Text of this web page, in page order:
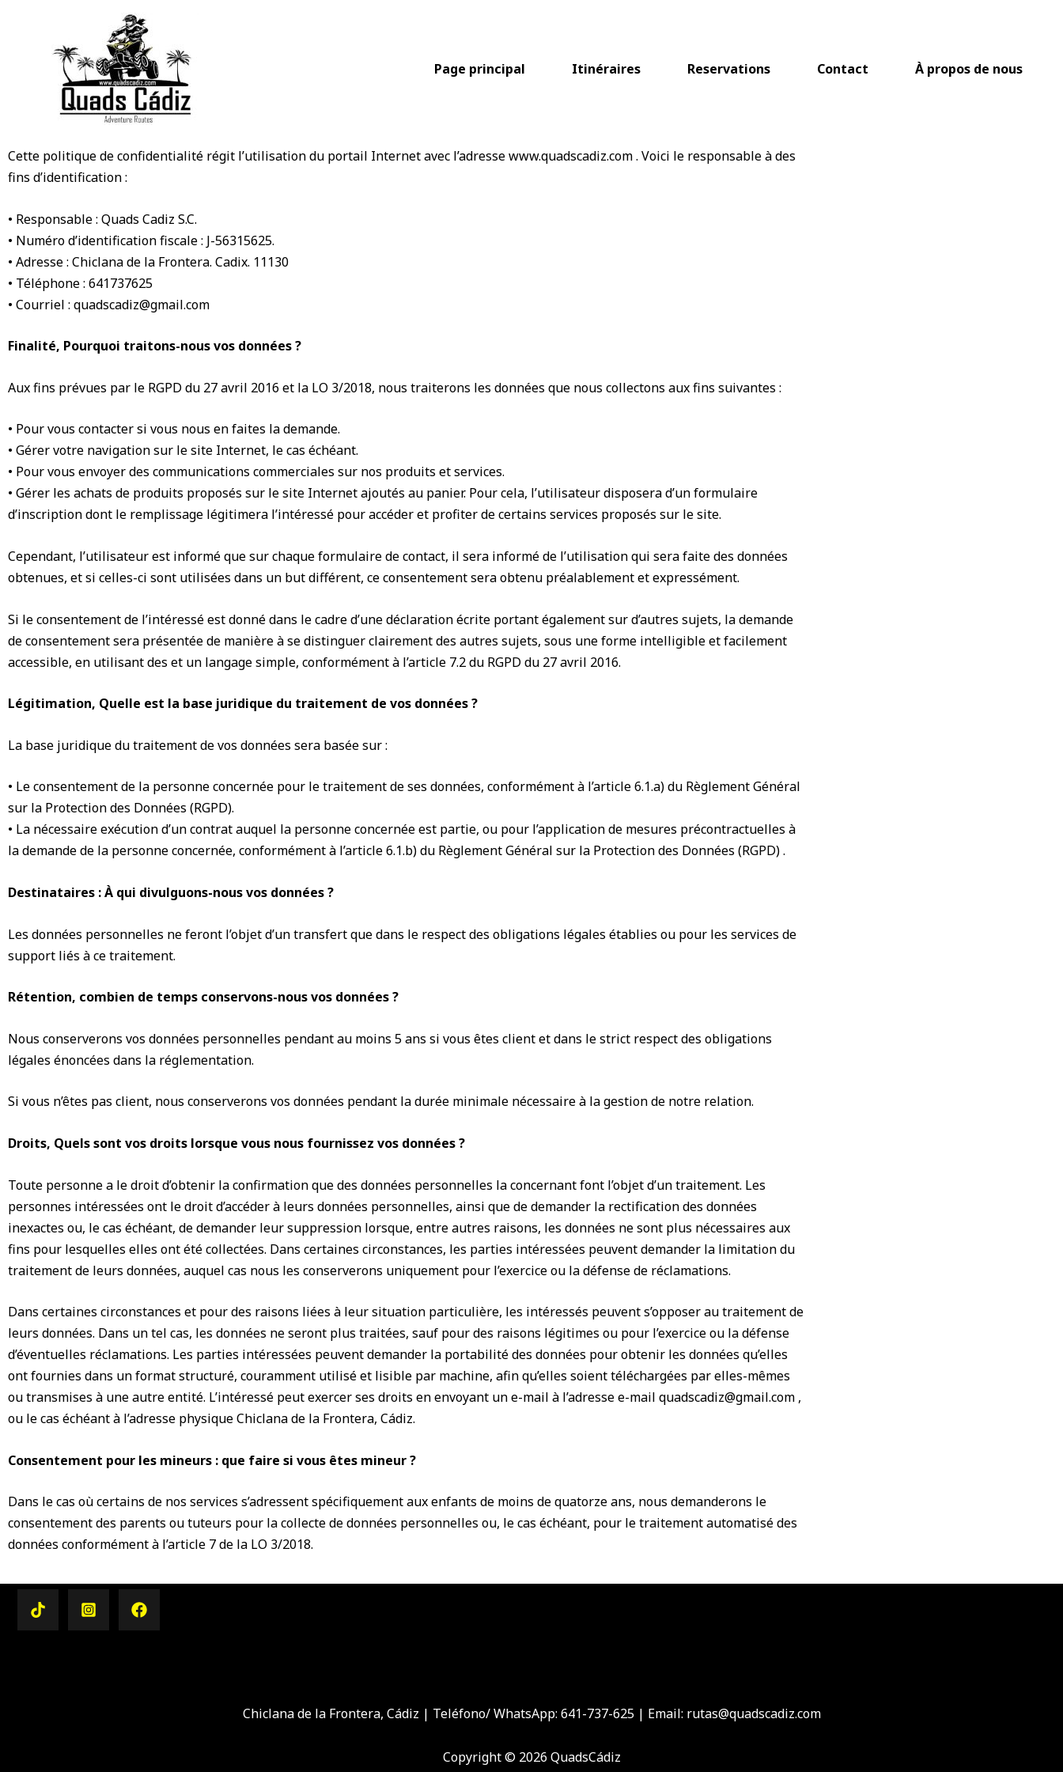
Page principal
Itinéraires Reservations Contact À propos de nous
Cette politique de confidentialité régit l’utilisation du portail Internet avec l’adresse www.quadscadiz.com . Voici le responsable à des
fins d’identification :
• Responsable : Quads Cadiz S.C.
• Numéro d’identification fiscale : J-56315625.
• Adresse : Chiclana de la Frontera. Cadix. 11130
• Téléphone : 641737625
• Courriel : quadscadiz@gmail.com
Finalité, Pourquoi traitons-nous vos données ?
Aux fins prévues par le RGPD du 27 avril 2016 et la LO 3/2018, nous traiterons les données que nous collectons aux fins suivantes :
• Pour vous contacter si vous nous en faites la demande.
• Gérer votre navigation sur le site Internet, le cas échéant.
• Pour vous envoyer des communications commerciales sur nos produits et services.
• Gérer les achats de produits proposés sur le site Internet ajoutés au panier. Pour cela, l’utilisateur disposera d’un formulaire
d’inscription dont le remplissage légitimera l’intéressé pour accéder et profiter de certains services proposés sur le site.
Cependant, l’utilisateur est informé que sur chaque formulaire de contact, il sera informé de l’utilisation qui sera faite des données
obtenues, et si celles-ci sont utilisées dans un but différent, ce consentement sera obtenu préalablement et expressément.
Si le consentement de l’intéressé est donné dans le cadre d’une déclaration écrite portant également sur d’autres sujets, la demande
de consentement sera présentée de manière à se distinguer clairement des autres sujets, sous une forme intelligible et facilement
accessible, en utilisant des et un langage simple, conformément à l’article 7.2 du RGPD du 27 avril 2016.
Légitimation, Quelle est la base juridique du traitement de vos données ?
La base juridique du traitement de vos données sera basée sur :
• Le consentement de la personne concernée pour le traitement de ses données, conformément à l’article 6.1.a) du Règlement Général
sur la Protection des Données (RGPD).
• La nécessaire exécution d’un contrat auquel la personne concernée est partie, ou pour l’application de mesures précontractuelles à
la demande de la personne concernée, conformément à l’article 6.1.b) du Règlement Général sur la Protection des Données (RGPD) .
Destinataires : À qui divulguons-nous vos données ?
Les données personnelles ne feront l’objet d’un transfert que dans le respect des obligations légales établies ou pour les services de
support liés à ce traitement.
Rétention, combien de temps conservons-nous vos données ?
Nous conserverons vos données personnelles pendant au moins 5 ans si vous êtes client et dans le strict respect des obligations
légales énoncées dans la réglementation.
Si vous n’êtes pas client, nous conserverons vos données pendant la durée minimale nécessaire à la gestion de notre relation.
Droits, Quels sont vos droits lorsque vous nous fournissez vos données ?
Toute personne a le droit d’obtenir la confirmation que des données personnelles la concernant font l’objet d’un traitement. Les
personnes intéressées ont le droit d’accéder à leurs données personnelles, ainsi que de demander la rectification des données
inexactes ou, le cas échéant, de demander leur suppression lorsque, entre autres raisons, les données ne sont plus nécessaires aux
fins pour lesquelles elles ont été collectées. Dans certaines circonstances, les parties intéressées peuvent demander la limitation du
traitement de leurs données, auquel cas nous les conserverons uniquement pour l’exercice ou la défense de réclamations.
Dans certaines circonstances et pour des raisons liées à leur situation particulière, les intéressés peuvent s’opposer au traitement de
leurs données. Dans un tel cas, les données ne seront plus traitées, sauf pour des raisons légitimes ou pour l’exercice ou la défense
d’éventuelles réclamations. Les parties intéressées peuvent demander la portabilité des données pour obtenir les données qu’elles
ont fournies dans un format structuré, couramment utilisé et lisible par machine, afin qu’elles soient téléchargées par elles-mêmes
ou transmises à une autre entité. L’intéressé peut exercer ses droits en envoyant un e-mail à l’adresse e-mail quadscadiz@gmail.com ,
ou le cas échéant à l’adresse physique Chiclana de la Frontera, Cádiz.
Consentement pour les mineurs : que faire si vous êtes mineur ?
Dans le cas où certains de nos services s’adressent spécifiquement aux enfants de moins de quatorze ans, nous demanderons le
consentement des parents ou tuteurs pour la collecte de données personnelles ou, le cas échéant, pour le traitement automatisé des
données conformément à l’article 7 de la LO 3/2018.
Chiclana de la Frontera, Cádiz | Teléfono/ WhatsApp: 641-737-625 | Email: rutas@quadscadiz.com
Copyright © 2026 QuadsCádiz